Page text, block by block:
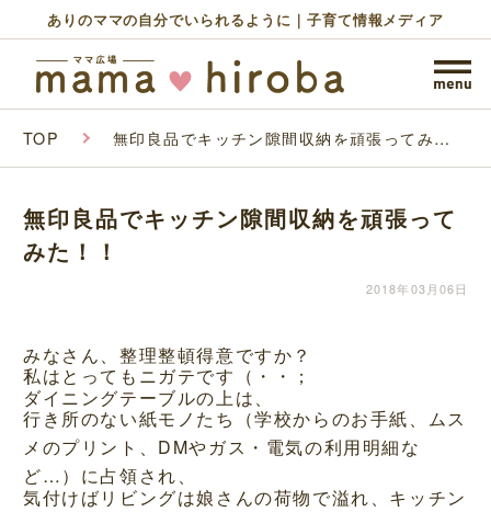
ありのママの自分でいられるように｜子育て情報メディア
TOP 無印良品でキッチン隙間収納を頑張ってみ
無印良品でキッチン隙間収納を頑張って
みた！！
2018年03月06日
みなさん、整理整頓得意ですか？
私はとってもニガテです（・・；
ダイニングテーブルの上は、
行き所のない紙モノたち（学校からのお手紙、ムス
メのプリント、DMやガス・電気の利用明細な
ど…）に占領され、
気付けばリビングは娘さんの荷物で溢れ、キッチン